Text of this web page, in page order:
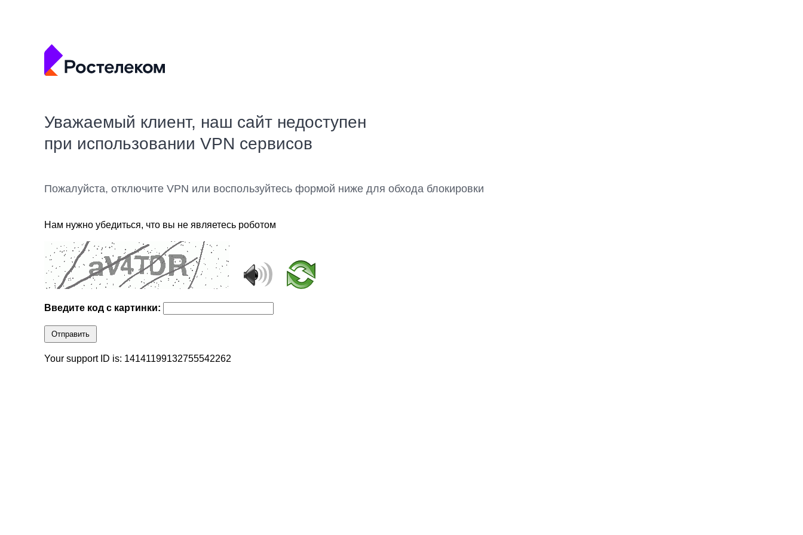
Уважаемый клиент, наш сайт недоступен
при использовании VPN сервисов
Пожалуйста, отключите VPN или воспользуйтесь формой ниже для обхода блокировки
Нам нужно убедиться, что вы не являетесь роботом
Введите код с картинки:
Отправить
Your support ID is: 14141199132755542262